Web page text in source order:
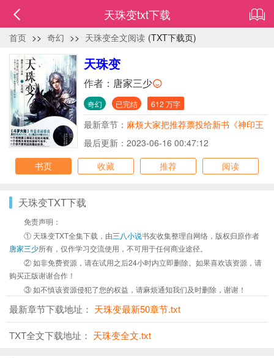
天珠变txt下载
首页 >> 奇幻 >> 天珠变全文阅读 (TXT下载页)
天珠变
作者： 唐家三少
奇幻 已完结 612 万字
最新章节： 麻烦大家把推荐票投给新书《神印王
座》
最后更新：2023-06-16 00:47:12
书页
收藏 推荐 阅读
天珠变TXT下载
免责声明：
① 天珠变TXT全集下载，由三八小说书友收集整理自网络，版权归原作者
唐家三少所有，仅作学习交流使用，不可用于任何商业途径。
② 如非免费资源，请在试用之后24小时内立即删除。如果喜欢该资源，请
购买正版谢谢合作！
③ 如不慎该资源侵犯了您的权益，请麻烦通知我们及时删除，谢谢！
最新章节下载地址： 天珠变最新50章节.txt
TXT全文下载地址： 天珠变全文.txt